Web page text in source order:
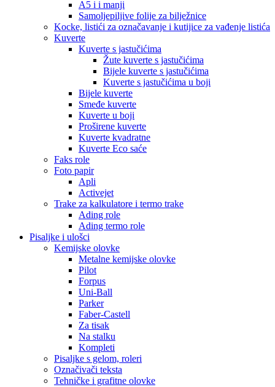
A5 i i manji
Samoljepiljive folije za bilježnice
Kocke, listići za označavanje i kutijice za vađenje listića
Kuverte
Kuverte s jastučićima
Žute kuverte s jastučićima
Bijele kuverte s jastučićima
Kuverte s jastučićima u boji
Bijele kuverte
Smeđe kuverte
Kuverte u boji
Proširene kuverte
Kuverte kvadratne
Kuverte Eco saće
Faks role
Foto papir
Apli
Activejet
Trake za kalkulatore i termo trake
Ading role
Ading termo role
Pisaljke i ulošci
Kemijske olovke
Metalne kemijske olovke
Pilot
Forpus
Uni-Ball
Parker
Faber-Castell
Za tisak
Na stalku
Kompleti
Pisaljke s gelom, roleri
Označivači teksta
Tehničke i grafitne olovke